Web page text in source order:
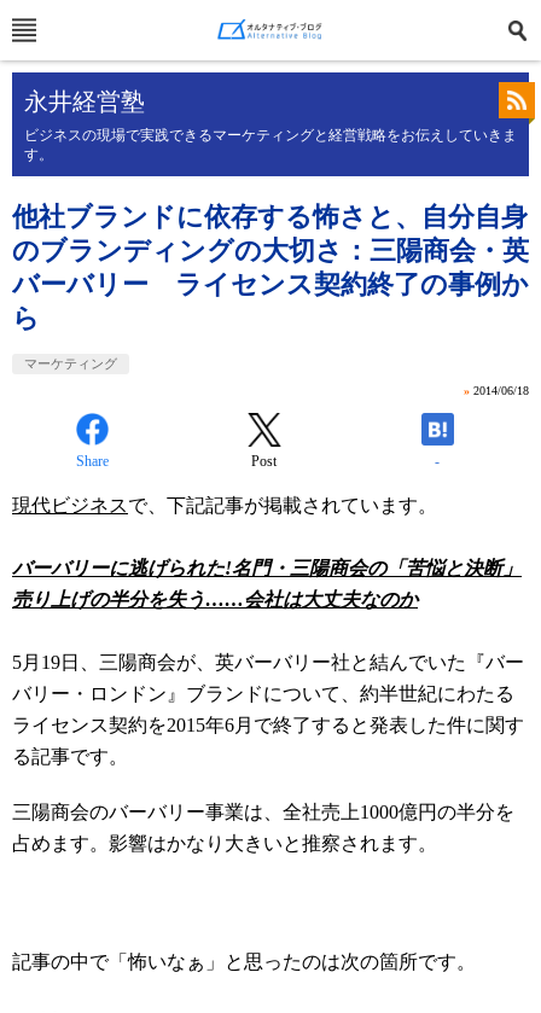
永井経営塾
ビジネスの現場で実践できるマーケティングと経営戦略をお伝えしていきま
す。
他社ブランドに依存する怖さと、自分自身
のブランディングの大切さ：三陽商会・英
バーバリー ライセンス契約終了の事例か
ら
マーケティング
» 2014/06/18
Share Post -
現代ビジネスで、下記記事が掲載されています。
バーバリーに逃げられた!名門・三陽商会の「苦悩と決断」
売り上げの半分を失う……会社は大丈夫なのか
5月19日、三陽商会が、英バーバリー社と結んでいた『バー
バリー・ロンドン』ブランドについて、約半世紀にわたる
ライセンス契約を2015年6月で終了すると発表した件に関す
る記事です。
三陽商会のバーバリー事業は、全社売上1000億円の半分を
占めます。影響はかなり大きいと推察されます。
記事の中で「怖いなぁ」と思ったのは次の箇所です。